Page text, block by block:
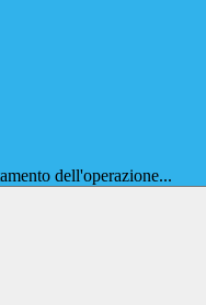
dell'operazione...